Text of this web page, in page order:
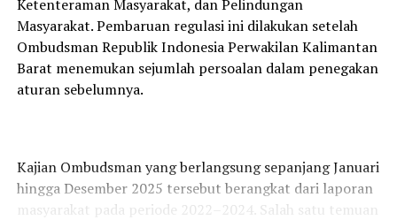
RELATED TOPICS:
Perda Ketertiban Umum Sambas Resmi Diperbarui,
Ombudsman Apresiasi Langkah Cepat Pemkab
IP300 di Jawai, Dorong Produktivitas Pangan Daerah
konkret dalam pengendalian inflasi daerah. (Red)
Ketenteraman Masyarakat, dan Pelindungan
Masyarakat. Pembaruan regulasi ini dilakukan setelah
Ombudsman Republik Indonesia Perwakilan Kalimantan
Barat menemukan sejumlah persoalan dalam penegakan
aturan sebelumnya.
Kajian Ombudsman yang berlangsung sepanjang Januari
hingga Desember 2025 tersebut berangkat dari laporan
masyarakat pada periode 2022–2024. Salah satu temuan